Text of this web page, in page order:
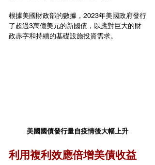
根據美國財政部的數據，2023年美國政府發行
了超過3萬億美元的新國債，以應對巨大的財
政赤字和持續的基礎設施投資需求。
美國國債發行量自疫情後大幅上升
利用複利效應倍增美債收益